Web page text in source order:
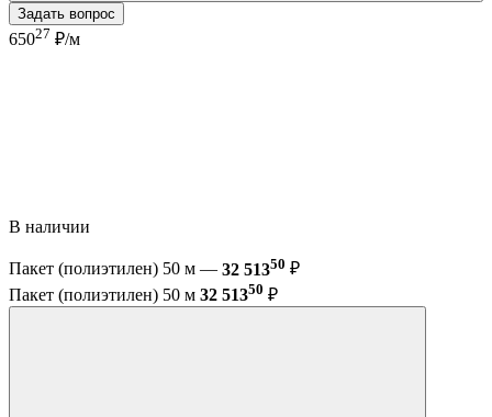
Задать вопрос
65027 ₽/м
В наличии
Пакет (полиэтилен) 50 м — 32 51350 ₽
Пакет (полиэтилен) 50 м 32 51350 ₽